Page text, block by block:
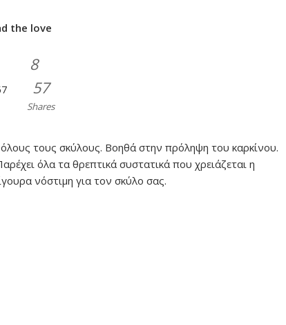
the love
8
57
Shares
όλους τους σκύλους. Βοηθά στην πρόληψη του καρκίνου.
όλα τα θρεπτικά συστατικά που χρειάζεται η
νόστιμη για τον σκύλο σας.